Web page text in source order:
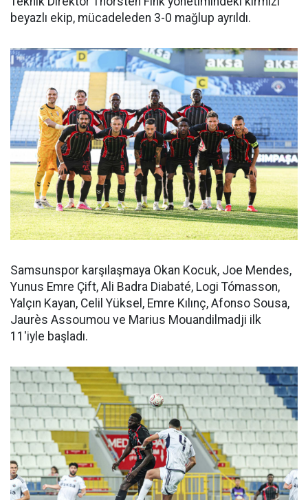
beyazlı ekip, mücadeleden 3-0 mağlup ayrıldı.
Samsunspor karşılaşmaya Okan Kocuk, Joe Mendes,
Yunus Emre Çift, Ali Badra Diabaté, Logi Tómasson,
Yalçın Kayan, Celil Yüksel, Emre Kılınç, Afonso Sousa,
Jaurès Assoumou ve Marius Mouandilmadji ilk
11'iyle başladı.